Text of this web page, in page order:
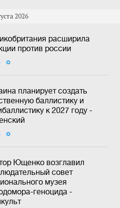
2026
расширила
против россии
планирует создать
баллистику и
к 2027 году -
Ющенко возглавил
совет
музея
геноцида -